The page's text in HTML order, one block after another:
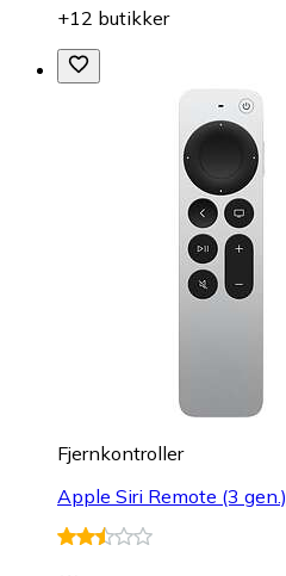
+12 butikker
Fjernkontroller
Apple Siri Remote (3 gen.)